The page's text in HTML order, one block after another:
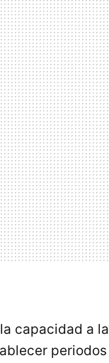
capacidad a